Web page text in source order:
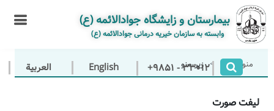
بیمارستان و زایشگاه جوادالائمه (ع)
وابسته به سازمان خیریه درمانی جوادالائمه (ع)
+9851 - 33012 منو اصلی زیر منو
لیفت صورت